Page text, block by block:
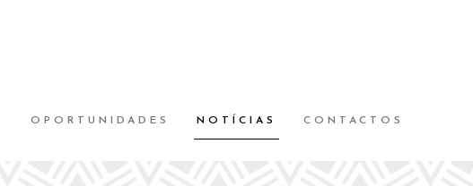
OPORTUNIDADES NOTÍCIAS CONTACTOS